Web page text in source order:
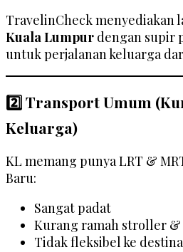
TravelinCheck menyediakan
Kuala Lumpur dengan supir
untuk perjalanan keluarga
2️⃣ Transport Umum
Keluarga)
KL memang punya LRT &
Baru:
Sangat padat
Kurang ramah stroller &
Tidak fleksibel ke